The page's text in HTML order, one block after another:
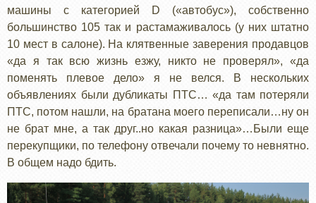
машины с категорией D («автобус»), собственно
большинство 105 так и растамаживалось (у них штатно
10 мест в салоне). На клятвенные заверения продавцов
«да я так всю жизнь езжу, никто не проверял», «да
поменять плевое дело» я не велся. В нескольких
объявлениях были дубликаты ПТС… «да там потеряли
ПТС, потом нашли, на братана моего переписали…ну он
не брат мне, а так друг..но какая разница»…Были еще
перекупщики, по телефону отвечали почему то невнятно.
В общем надо бдить.